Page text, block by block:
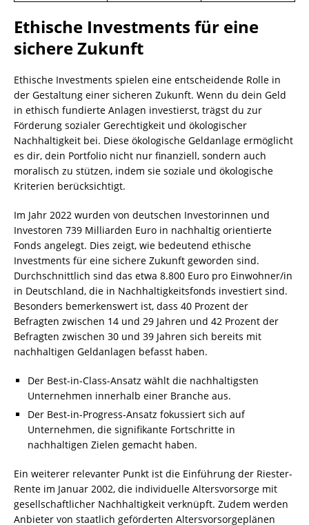
Ethische Investments für eine
sichere Zukunft
Ethische Investments spielen eine entscheidende Rolle in
der Gestaltung einer sicheren Zukunft. Wenn du dein Geld
in ethisch fundierte Anlagen investierst, trägst du zur
Förderung sozialer Gerechtigkeit und ökologischer
Nachhaltigkeit bei. Diese ökologische Geldanlage ermöglicht
es dir, dein Portfolio nicht nur finanziell, sondern auch
moralisch zu stützen, indem sie soziale und ökologische
Kriterien berücksichtigt.
Im Jahr 2022 wurden von deutschen Investorinnen und
Investoren 739 Milliarden Euro in nachhaltig orientierte
Fonds angelegt. Dies zeigt, wie bedeutend ethische
Investments für eine sichere Zukunft geworden sind.
Durchschnittlich sind das etwa 8.800 Euro pro Einwohner/in
in Deutschland, die in Nachhaltigkeitsfonds investiert sind.
Besonders bemerkenswert ist, dass 40 Prozent der
Befragten zwischen 14 und 29 Jahren und 42 Prozent der
Befragten zwischen 30 und 39 Jahren sich bereits mit
nachhaltigen Geldanlagen befasst haben.
Der Best-in-Class-Ansatz wählt die nachhaltigsten
Unternehmen innerhalb einer Branche aus.
Der Best-in-Progress-Ansatz fokussiert sich auf
Unternehmen, die signifikante Fortschritte in
nachhaltigen Zielen gemacht haben.
Ein weiterer relevanter Punkt ist die Einführung der Riester-
Rente im Januar 2002, die individuelle Altersvorsorge mit
gesellschaftlicher Nachhaltigkeit verknüpft. Zudem werden
Anbieter von staatlich geförderten Altersvorsorgeplänen